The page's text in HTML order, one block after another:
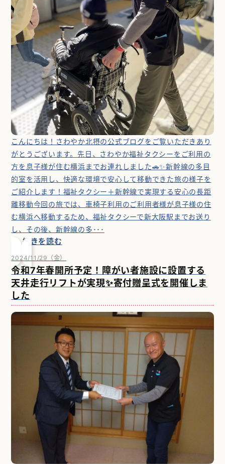
こんにちは！さわやか北摂の公式ブログをご覧いただきあり
がとうございます。先日、さわやか福祉タクシーをご利用の
方を息子様が住む横浜までお連れしました🚗✨新幹線の多目
的室を活用し、快適な環境で安心して移動できた旅の様子を
ご紹介します！福祉タクシー＋新幹線で実現する安心の長距
離移動今回の旅では、車椅子利用のご利用者様が息子様の住
む横浜へ移動するため、福祉タクシーで新大阪駅までお送り
し、その後、新幹線の多･･･
続きを読む
2024/11/29（金）
令和7年春開所予定！障がい者施設に設置する
天井走行リフトが実現✨寄付贈呈式を開催しま
した